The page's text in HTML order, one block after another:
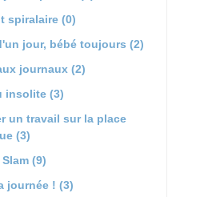
spiralaire (0)
jour, bébé toujours (2)
journaux (2)
insolite (3)
un travail sur la place
(3)
(9)
journée ! (3)